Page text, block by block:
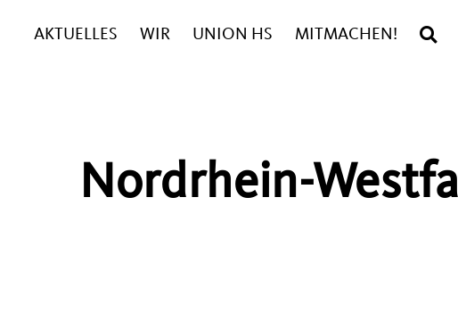
AKTUELLES WIR UNION HS MITMACHEN!
Nordrhein-